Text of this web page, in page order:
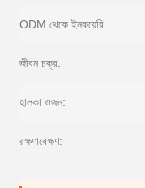
ODM থেকে ইনকয়েরি:
জীবন চক্র:
হালকা ওজন:
রক্ষণাবেক্ষণ: